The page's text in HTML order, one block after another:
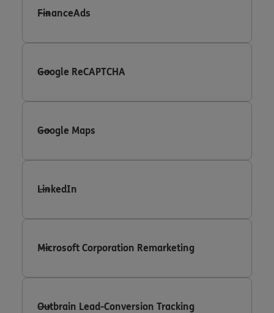
FinanceAds
Google ReCAPTCHA
Google Maps
LinkedIn
Microsoft Corporation Remarketing
Outbrain Lead-Conversion Tracking